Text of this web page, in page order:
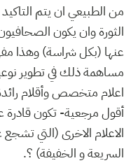
من الطبيعي ان يتم
الثورة وان يكون
عنها (بكل شراسة) وهذا
مساهمة ذلك في تطوير
اعلام متخصص وأقلام
أقول مرجعية- تكون قادرة
الاعلام الاخرى (التي
السريعة و الخفيفة) ؟.